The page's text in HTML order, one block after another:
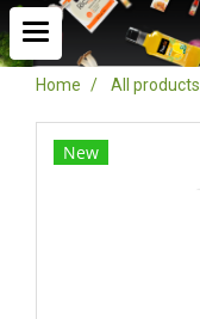
Home All products
New